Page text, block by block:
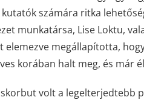
számára ritka
munkatársa, Lise Loktu,
elemezve megállapította,
korában halt meg, és már
volt a legelterjedtebb